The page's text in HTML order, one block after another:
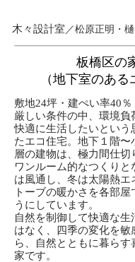
木々設計室 ／松原正明・
板橋区の
（地下室のあ
敷地24坪・建ぺい率40％
厳しい条件の中、環境負
快適に生活したいという
たエコ住宅。地下１階〜
層の建物は、極力間仕切
ワンルーム的なつくりと
は風通し、冬は太陽熱エ
トーブの暖かさを各部屋
うにしています。
自然を制御して快適な生
はなく、四季の変化を敏
ら、自然とともに暮らす
家です。